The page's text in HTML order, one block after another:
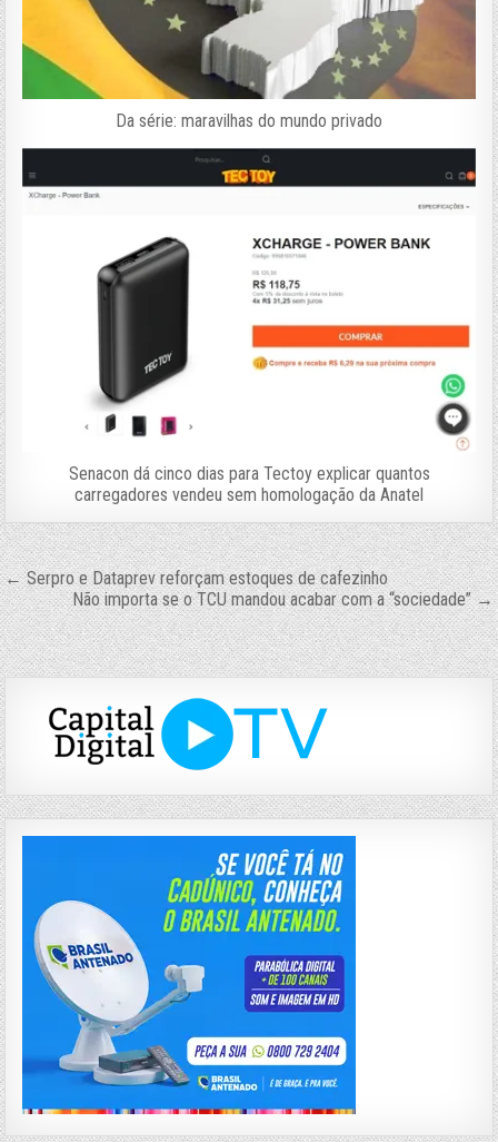
Da série: maravilhas do mundo privado
Senacon dá cinco dias para Tectoy explicar quantos
carregadores vendeu sem homologação da Anatel
Navegação
de
Post
← Serpro e Dataprev reforçam estoques de cafezinho
Não importa se o TCU mandou acabar com a “sociedade” →